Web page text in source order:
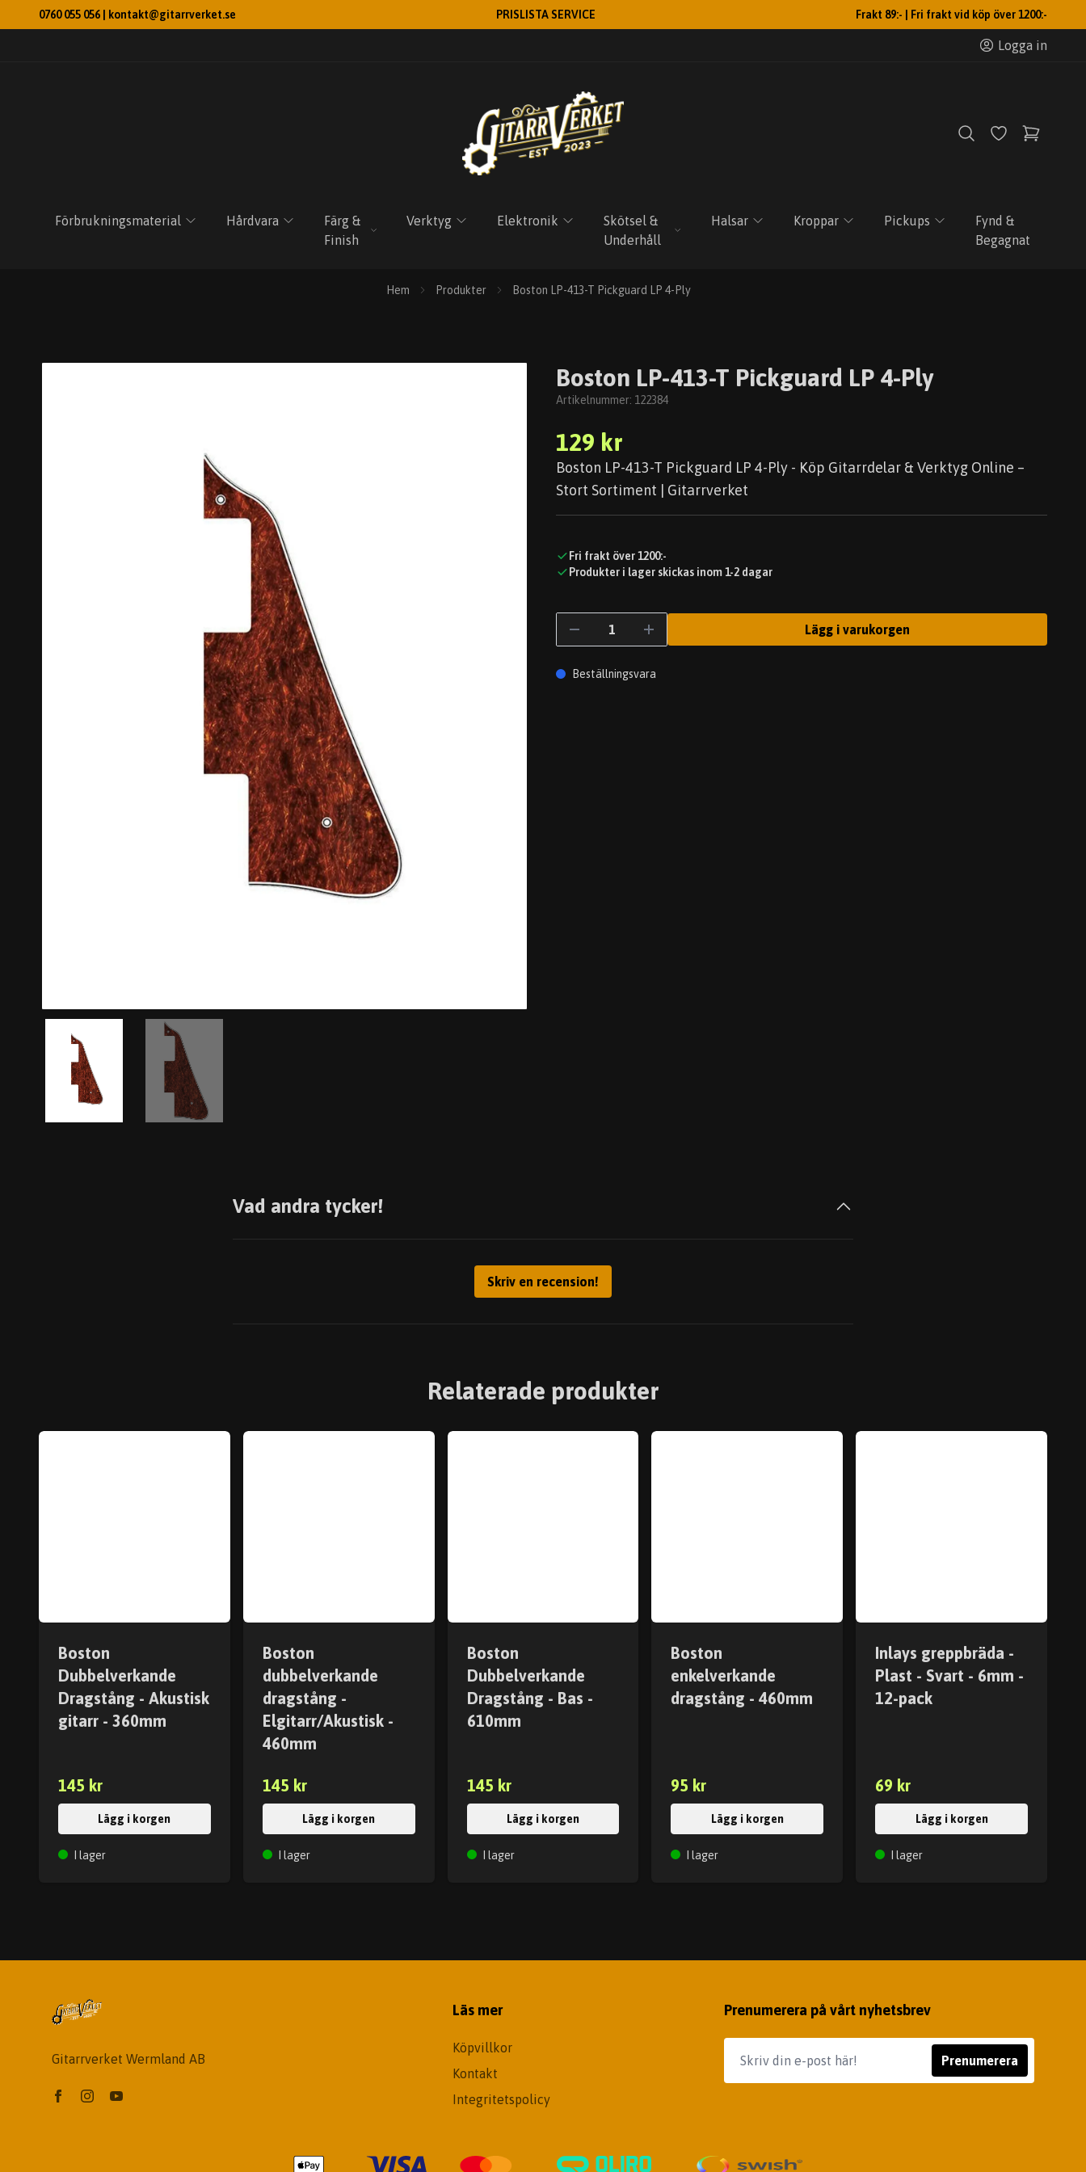
0760 055 056 | kontakt@gitarrverket.se PRISLISTA SERVICE Frakt 89:- | Fri frakt vid köp över 1200:-
Logga in
Förbrukningsmaterial Hårdvara
Färg &
Finish
Verktyg Elektronik
Skötsel &
Underhåll
Halsar Kroppar Pickups
Fynd &
Begagnat
Hem Produkter Boston LP-413-T Pickguard LP 4-Ply
Boston LP-413-T Pickguard LP 4-Ply
Artikelnummer: 122384
129 kr
Boston LP-413-T Pickguard LP 4-Ply - Köp Gitarrdelar & Verktyg Online –
Stort Sortiment | Gitarrverket
Fri frakt över 1200:-
Produkter i lager skickas inom 1-2 dagar
Lägg i varukorgen
Beställningsvara
Vad andra tycker!
Skriv en recension!
Relaterade produkter
Boston
Dubbelverkande
Dragstång - Akustisk
gitarr - 360mm
145 kr
Lägg i korgen
I lager
Boston
dubbelverkande
dragstång -
Elgitarr/Akustisk -
460mm
145 kr
Lägg i korgen
I lager
Boston
Dubbelverkande
Dragstång - Bas -
610mm
145 kr
Lägg i korgen
I lager
Boston
enkelverkande
dragstång - 460mm
95 kr
Lägg i korgen
I lager
Inlays greppbräda -
Plast - Svart - 6mm -
12-pack
69 kr
Lägg i korgen
I lager
Gitarrverket Wermland AB
Läs mer
Köpvillkor
Kontakt
Integritetspolicy
Prenumerera på vårt nyhetsbrev
Prenumerera